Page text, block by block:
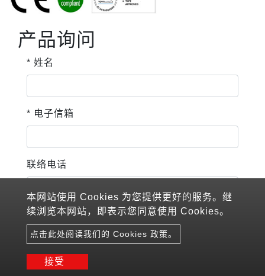
产品询问
* 姓名
* 电子信箱
联络电话
公司名称
* 国家
本网站使用 Cookies 为您提供更好的服务。继
续浏览本网站，即表示您同意使用 Cookies。
点击此处阅读我们的 Cookies 政策。
接受